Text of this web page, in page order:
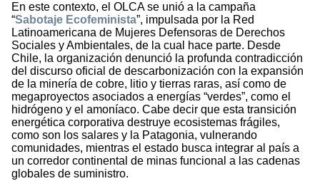
En este contexto, el OLCA se unió a la campaña
“Sabotaje Ecofeminista”, impulsada por la Red
Latinoamericana de Mujeres Defensoras de Derechos
Sociales y Ambientales, de la cual hace parte. Desde
Chile, la organización denunció la profunda contradicción
del discurso oficial de descarbonización con la expansión
de la minería de cobre, litio y tierras raras, así como de
megaproyectos asociados a energías “verdes”, como el
hidrógeno y el amoníaco. Cabe decir que esta transición
energética corporativa destruye ecosistemas frágiles,
como son los salares y la Patagonia, vulnerando
comunidades, mientras el estado busca integrar al país a
un corredor continental de minas funcional a las cadenas
globales de suministro.